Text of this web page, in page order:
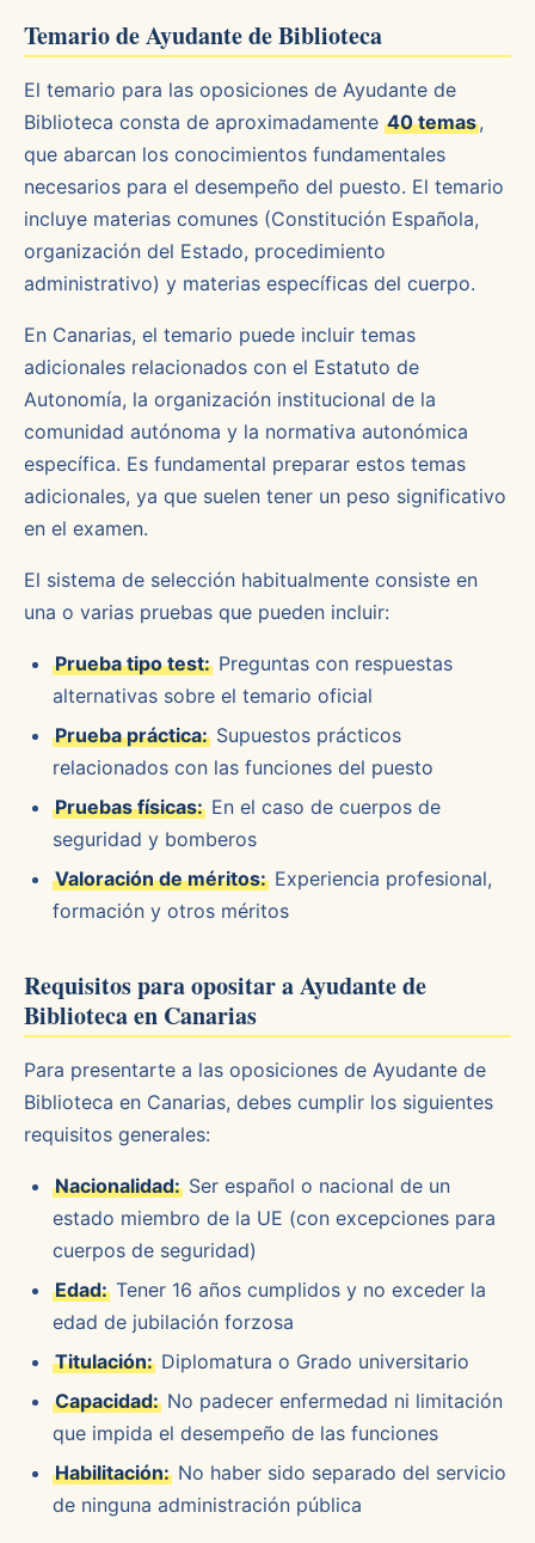
Temario de Ayudante de Biblioteca
El temario para las oposiciones de Ayudante de
Biblioteca consta de aproximadamente 40 temas,
que abarcan los conocimientos fundamentales
necesarios para el desempeño del puesto. El temario
incluye materias comunes (Constitución Española,
organización del Estado, procedimiento
administrativo) y materias específicas del cuerpo.
En Canarias, el temario puede incluir temas
adicionales relacionados con el Estatuto de
Autonomía, la organización institucional de la
comunidad autónoma y la normativa autonómica
específica. Es fundamental preparar estos temas
adicionales, ya que suelen tener un peso significativo
en el examen.
El sistema de selección habitualmente consiste en
una o varias pruebas que pueden incluir:
Prueba tipo test: Preguntas con respuestas
alternativas sobre el temario oficial
Prueba práctica: Supuestos prácticos
relacionados con las funciones del puesto
Pruebas físicas: En el caso de cuerpos de
seguridad y bomberos
Valoración de méritos: Experiencia profesional,
formación y otros méritos
Requisitos para opositar a Ayudante de
Biblioteca en Canarias
Para presentarte a las oposiciones de Ayudante de
Biblioteca en Canarias, debes cumplir los siguientes
requisitos generales:
Nacionalidad: Ser español o nacional de un
estado miembro de la UE (con excepciones para
cuerpos de seguridad)
Edad: Tener 16 años cumplidos y no exceder la
edad de jubilación forzosa
Titulación: Diplomatura o Grado universitario
Capacidad: No padecer enfermedad ni limitación
que impida el desempeño de las funciones
Habilitación: No haber sido separado del servicio
de ninguna administración pública